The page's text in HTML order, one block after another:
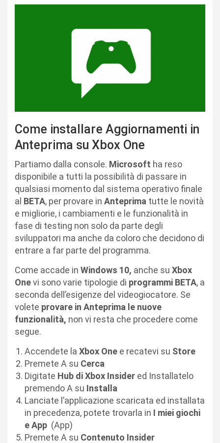
Come installare Aggiornamenti in
Anteprima su Xbox One
Partiamo dalla console. Microsoft ha reso
disponibile a tutti la possibilità di passare in
qualsiasi momento dal sistema operativo finale
al BETA, per provare in Anteprima tutte le novità
e migliorie, i cambiamenti e le funzionalità in
fase di testing non solo da parte degli
sviluppatori ma anche da coloro che decidono di
entrare a far parte del programma.
Come accade in Windows 10, anche su Xbox
Onevi sono varie tipologie di programmi BETA, a
seconda dell’esigenze del videogiocatore. Se
volete provare in Anteprima le nuove
funzionalità, non vi resta che procedere come
segue.
Accendete la Xbox One e recatevi su Store
Premete A su Cerca
Digitate Hub di Xbox Insider ed Installatelo
premendo A su Installa
Lanciate l’applicazione scaricata ed installata
in precedenza, potete trovarla in I miei giochi
e App (App)
Premete A su Contenuto Insider